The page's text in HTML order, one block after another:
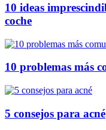
10 ideas
coche
10 problemas más
5 consejos para acné